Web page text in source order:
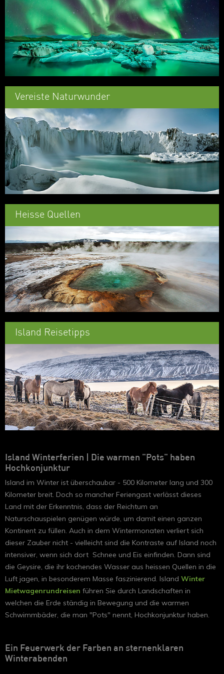
Vereiste Naturwunder
Heisse Quellen
Island Reisetipps
Island Winterferien | Die warmen "Pots" haben
Hochkonjunktur
Island im Winter ist überschaubar - 500 Kilometer lang und 300
Kilometer breit. Doch so mancher Feriengast verlässt dieses
Land mit der Erkenntnis, dass der Reichtum an
Naturschauspielen genügen würde, um damit einen ganzen
Kontinent zu füllen. Auch in dem Wintermonaten verliert sich
dieser Zauber nicht - vielleicht sind die Kontraste auf Island noch
intensiver, wenn sich dort Schnee und Eis einfinden. Dann sind
die Geysire, die ihr kochendes Wasser aus heissen Quellen in die
Luft jagen, in besonderem Masse faszinierend. Island Winter
Mietwagenrundreisen führen Sie durch Landschaften in
welchen die Erde ständig in Bewegung und die warmen
Schwimmbäder, die man "Pots" nennt, Hochkonjunktur haben.
Ein Feuerwerk der Farben an sternenklaren
Winterabenden